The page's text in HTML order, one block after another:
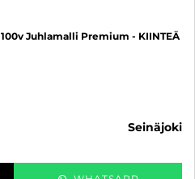
Juhlamalli Premium - KIINTEÄ
seinäjoki